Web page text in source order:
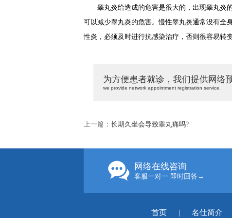
睾丸炎给造成的危害是很大的，出现睾丸炎
可以减少睾丸炎的危害。慢性睾丸炎通常没有全
性炎，必须及时进行抗感染治疗，否则很容易转
为方便患者就诊，我们提供网络
we provide network appointment registration service.
上一篇： 长期久坐会导致睾丸痛吗?
网络在线咨询
客服一对一 即时回答→
首页 | 名仕简介